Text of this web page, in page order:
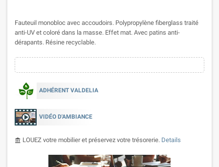
Fauteuil monobloc avec accoudoirs. Polypropylène fiberglass traité
anti-UV et coloré dans la masse. Effet mat. Avec patins anti-
dérapants. Résine recyclable.
ADHÉRENT VALDELIA
VIDÉO D'AMBIANCE
account_balance LOUEZ votre mobilier et préservez votre trésorerie. Details